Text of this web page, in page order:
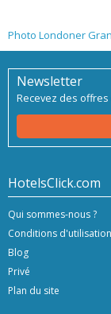
Photo Londoner
Newsletter
Recevez des
HotelsClick.com
Qui sommes-nous ?
Conditions d'utilisation
Blog
Privé
Plan du site